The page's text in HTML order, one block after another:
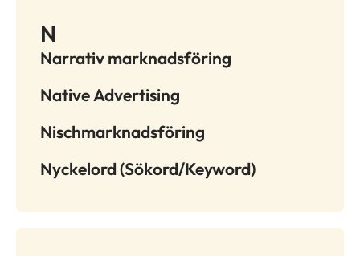
N
Narrativ marknadsföring
Native Advertising
Nischmarknadsföring
Nyckelord (Sökord/Keyword)